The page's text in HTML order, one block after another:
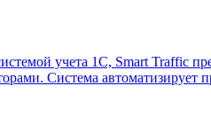
учета 1С, Smart Traffic
Система автоматизирует